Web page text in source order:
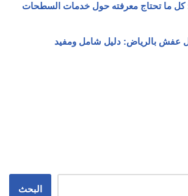
ما تحتاج معرفته حول خدمات السطحات
عفش بالرياض: دليل شامل ومفيد
البحث